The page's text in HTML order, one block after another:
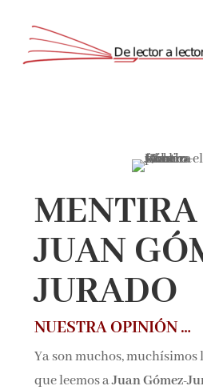
JUAN
JURADO
NUESTRA OPINIÓN …
Ya son muchos, muchísimos
que leemos aJuan Gómez-